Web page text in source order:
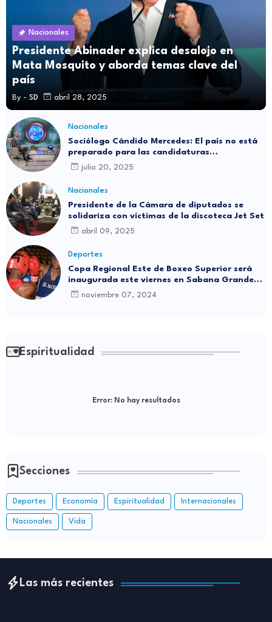
Nacionales
Presidente Abinader explica desalojo en
Mata Mosquito y aborda temas clave del
país
By - SD abril 28, 2025
Nacionales
Sociólogo Cándido Mercedes: El país no está
preparado para las candidaturas
independientes
julio 20, 2025
Nacionales
Presidente de la Cámara de diputados se
solidariza con víctimas de la discoteca Jet Set
abril 09, 2025
Deportes
Copa Regional Este de Boxeo Superior será
inaugurada este viernes en Sabana Grande
de Boyá
noviembre 07, 2024
Espiritualidad
Error:No hay resultados
Secciones
Deportes Economía Espiritualidad Internacionales
Nacionales Vida
Las más recientes